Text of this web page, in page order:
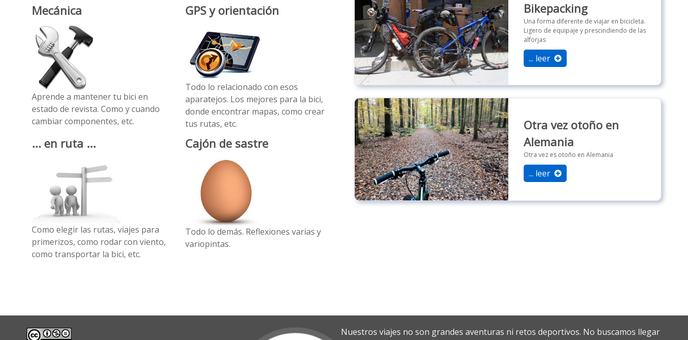
Mecánica
Aprende a mantener tu bici en
estado de revista. Como y cuando
cambiar componentes, etc.
GPS y orientación
Todo lo relacionado con esos
aparatejos. Los mejores para la bici,
donde encontrar mapas, como crear
tus rutas, etc.
... en ruta ...
Como elegir las rutas, viajes para
primerizos, como rodar con viento,
como transportar la bici, etc.
Cajón de sastre
Todo lo demás. Reflexiones varias y
variopintas.
Bikepacking
Una forma diferente de viajar en bicicleta.
Ligero de equipaje y prescindiendo de las
alforjas
... leer
Otra vez otoño en
Alemania
Otra vez es otoño en Alemania
... leer
Nuestros viajes no son grandes aventuras ni retos deportivos. No buscamos llegar